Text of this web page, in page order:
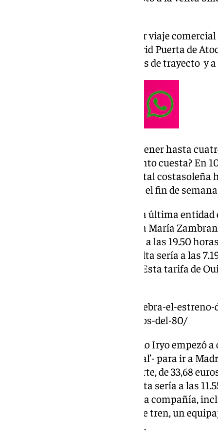
La línea llevará a cabo su primer viaje
horas desde la estación de Madrid Puerta de
a Málaga en menos de tres horas de trayecto y
Así, los malagueños pasarán a tener hasta
hasta la capital española. ¿Cuánto cuesta? En
prueba para viajar desde la capital
más barata de cada compañía y el fin de
La tarifa más básica de Ouigo, la última
‘Esencial’. El viaje de ida (Málaga María
tiene un precio de 25 euros. Sale a las 19.50
Madrid a las 22.53 horas. La vuelta sería a las
y tendría un precio de 19 euros. Esta tarifa de
https://www.101tv.es/ouigo-celebra-el-
malaga-y-sevilla-con-descuentos-del-80/
El 3 de marzo de 2023 fue cuando Iryo empezó
más barata de Iryo -tarifa ‘Inicial’- para ir a
33,36 euros. La vuelta, por su parte, de 33,68
desde María Zambrano y la vuelta sería a las
tarifa ‘Inicial’, la más básica de la compañía,
en el día, cancelación/pérdida de tren, un
maleta de cabina (55x35x25 cm).